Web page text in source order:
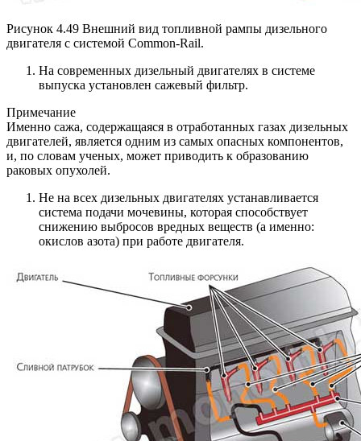
Рисунок 4.49 Внешний вид топливной рампы дизельного
двигателя с системой Common-Rail.
На современных дизельный двигателях в системе
выпуска установлен сажевый фильтр.
Примечание
Именно сажа, содержащаяся в отработанных газах дизельных
двигателей, является одним из самых опасных компонентов,
и, по словам ученых, может приводить к образованию
раковых опухолей.
Не на всех дизельных двигателях устанавливается
система подачи мочевины, которая способствует
снижению выбросов вредных веществ (а именно:
окислов азота) при работе двигателя.